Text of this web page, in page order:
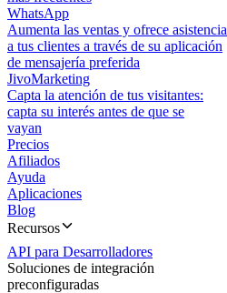
WhatsApp
Aumenta las ventas y ofrece asistencia
a tus clientes a través de su aplicación
de mensajería preferida
JivoMarketing
Capta la atención de tus visitantes:
capta su interés antes de que se
vayan
Precios
Afiliados
Ayuda
Aplicaciones
Blog
Recursos
API para Desarrolladores
Soluciones de integración
preconfiguradas